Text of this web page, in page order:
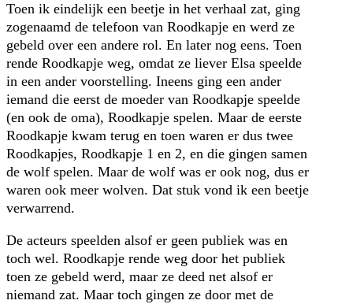
Toen ik eindelijk een beetje in het verhaal zat, ging
zogenaamd de telefoon van Roodkapje en werd ze
gebeld over een andere rol. En later nog eens. Toen
rende Roodkapje weg, omdat ze liever Elsa speelde
in een ander voorstelling. Ineens ging een ander
iemand die eerst de moeder van Roodkapje speelde
(en ook de oma), Roodkapje spelen. Maar de eerste
Roodkapje kwam terug en toen waren er dus twee
Roodkapjes, Roodkapje 1 en 2, en die gingen samen
de wolf spelen. Maar de wolf was er ook nog, dus er
waren ook meer wolven. Dat stuk vond ik een beetje
verwarrend.
De acteurs speelden alsof er geen publiek was en
toch wel. Roodkapje rende weg door het publiek
toen ze gebeld werd, maar ze deed net alsof er
niemand zat. Maar toch gingen ze door met de